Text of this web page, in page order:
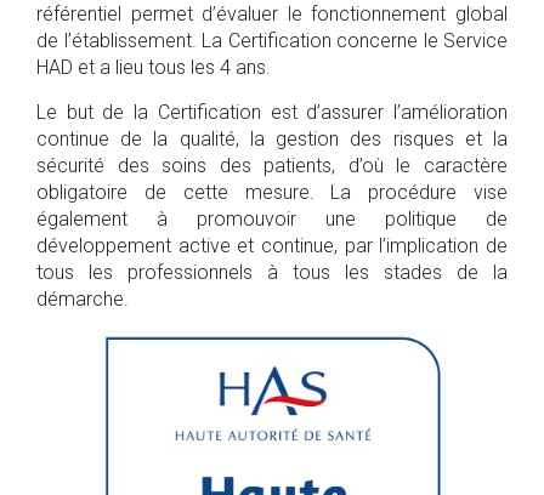
référentiel permet d’évaluer le fonctionnement global
de l’établissement. La Certification concerne le Service
HAD et a lieu tous les 4 ans.
Le but de la Certification est d’assurer l’amélioration
continue de la qualité, la gestion des risques et la
sécurité des soins des patients, d’où le caractère
obligatoire de cette mesure. La procédure vise
également à promouvoir une politique de
développement active et continue, par l’implication de
tous les professionnels à tous les stades de la
démarche.